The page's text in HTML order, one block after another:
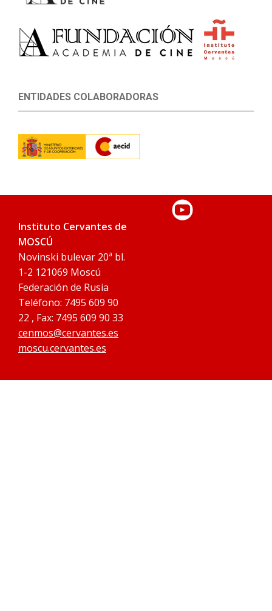
ENTIDADES COLABORADORAS
Instituto Cervantes de
MOSCÚ
Novinski bulevar 20ª bl.
1-2 121069 Moscú
Federación de Rusia
Teléfono: 7495 609 90
22 , Fax: 7495 609 90 33
cenmos@cervantes.es
moscu.cervantes.es